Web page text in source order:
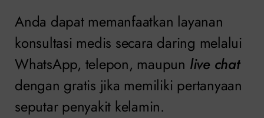
Anda dapat memanfaatkan layanan
konsultasi medis secara daring melalui
WhatsApp, telepon, maupun live chat
dengan gratis jika memiliki pertanyaan
seputar penyakit kelamin.